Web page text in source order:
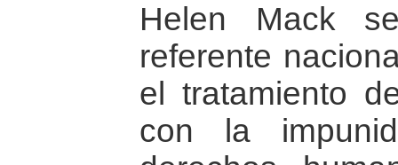
Helen Mack
referente
el tratamiento
con la